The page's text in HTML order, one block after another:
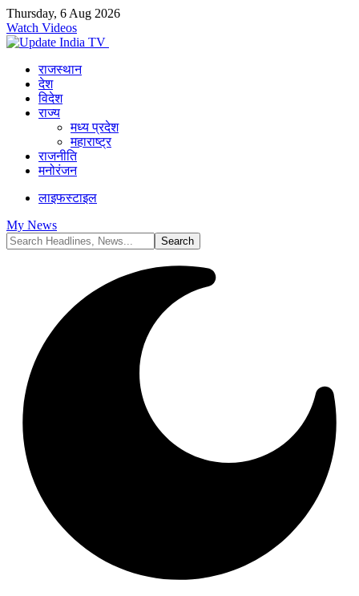
Thursday, 6 Aug 2026
Watch Videos
राजस्थान
देश
विदेश
राज्य
मध्य प्रदेश
महाराष्ट्र
राजनीति
मनोरंजन
लाइफस्टाइल
My News